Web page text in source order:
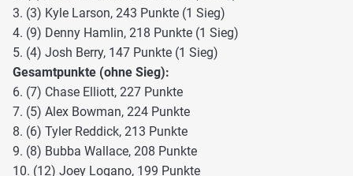
3. (3) Kyle Larson, 243 Punkte (1 Sieg)
4. (9) Denny Hamlin, 218 Punkte (1 Sieg)
5. (4) Josh Berry, 147 Punkte (1 Sieg)
Gesamtpunkte (ohne Sieg):
6. (7) Chase Elliott, 227 Punkte
7. (5) Alex Bowman, 224 Punkte
8. (6) Tyler Reddick, 213 Punkte
9. (8) Bubba Wallace, 208 Punkte
10. (12) Joey Logano, 199 Punkte